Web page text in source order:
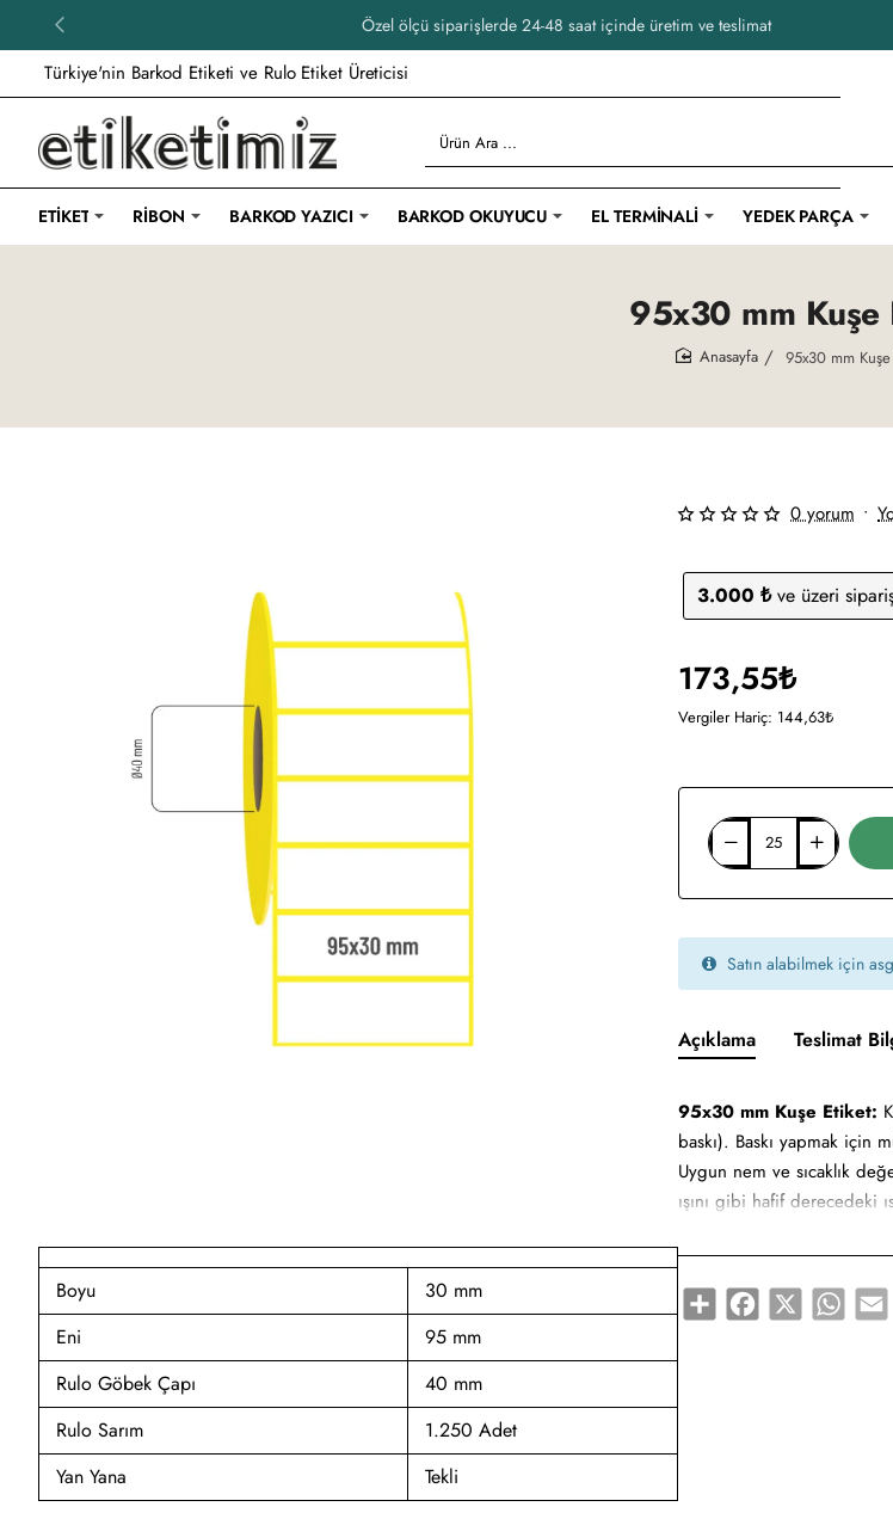
Özel ölçü siparişlerde 24-48 saat içinde üretim ve teslimat
Türkiye'nin Barkod Etiketi ve Rulo Etiket Üreticisi
Ürün
Ara
...
ETIKET RIBON BARKOD YAZICI BARKOD OKUYUCU EL TERMINALI YEDEK PARÇA
95x30 mm Kuşe
95x30 mm
Boyu
30 mm
Eni
95 mm
Rulo Göbek Çapı
40 mm
Rulo Sarım
1.250 Adet
Yan Yana
Tekli
3.000 ₺ve üzeri
0 yorum •
173,55₺
Vergiler Hariç: 144,63₺
Satın alabilmek için
Açıklama Teslimat
95x30 mm Kuşe Etiket:
baskı). Baskı yapmak için
Uygun nem ve sıcaklık
ışını gibi hafif derecedeki
95x30 mm Kuşe Etiket tüm
Yapışkan Türleri:Akrilik
Share Facebook
X